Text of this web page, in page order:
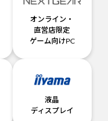
オンライン・
直営店限定
ゲーム向けPC
液晶
ディスプレイ